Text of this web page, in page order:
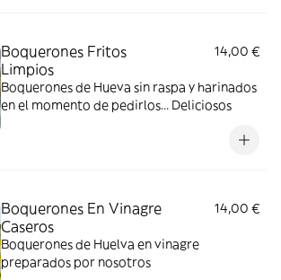
Boquerones Fritos
Limpios
14,00 €
Boquerones de Hueva sin raspa y harinados
en el momento de pedirlos... Deliciosos
Boquerones En Vinagre
Caseros
14,00 €
Boquerones de Huelva en vinagre
preparados por nosotros